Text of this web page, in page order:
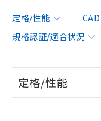
定格/性能 CAD
規格認証/適合状況
定格/性能